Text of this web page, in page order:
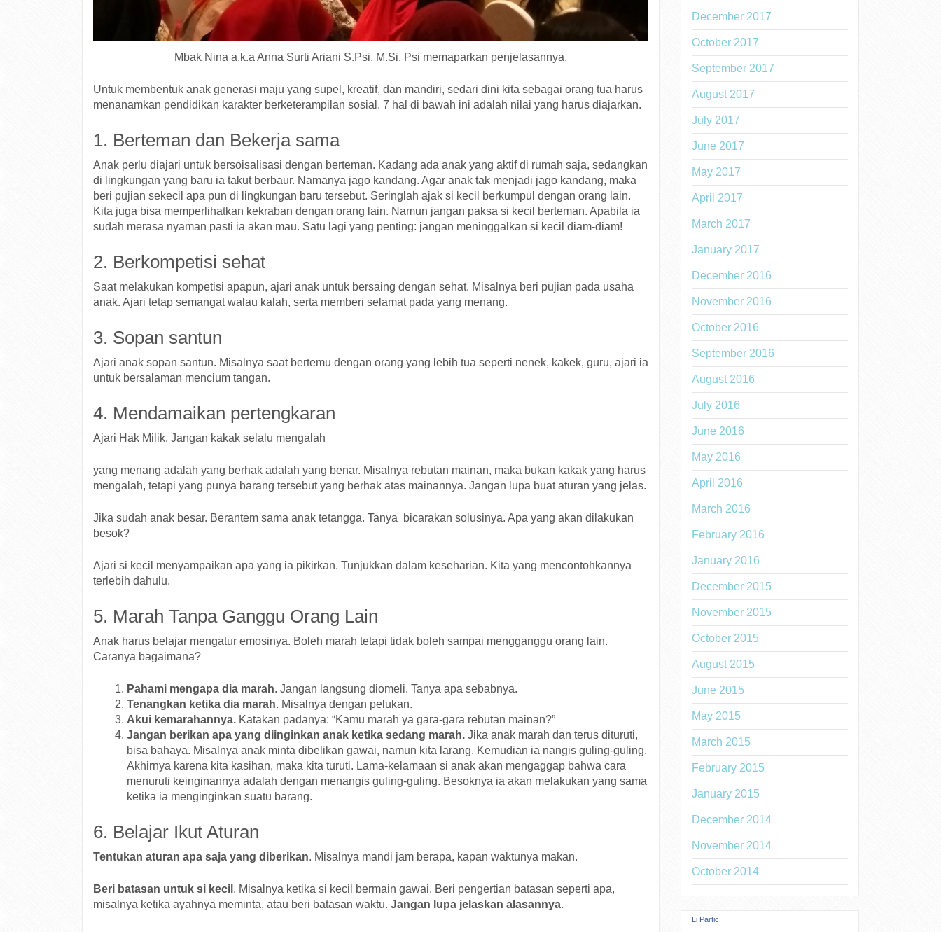
Mbak Nina a.k.a Anna Surti Ariani S.Psi, M.Si, Psi memaparkan penjelasannya.
Untuk membentuk anak generasi maju yang supel, kreatif, dan mandiri, sedari dini kita sebagai orang tua harus
menanamkan pendidikan karakter berketerampilan sosial. 7 hal di bawah ini adalah nilai yang harus diajarkan.
1. Berteman dan Bekerja sama
Anak perlu diajari untuk bersoisalisasi dengan berteman. Kadang ada anak yang aktif di rumah saja, sedangkan
di lingkungan yang baru ia takut berbaur. Namanya jago kandang. Agar anak tak menjadi jago kandang, maka
beri pujian sekecil apa pun di lingkungan baru tersebut. Seringlah ajak si kecil berkumpul dengan orang lain.
Kita juga bisa memperlihatkan kekraban dengan orang lain. Namun jangan paksa si kecil berteman. Apabila ia
sudah merasa nyaman pasti ia akan mau. Satu lagi yang penting: jangan meninggalkan si kecil diam-diam!
2. Berkompetisi sehat
Saat melakukan kompetisi apapun, ajari anak untuk bersaing dengan sehat. Misalnya beri pujian pada usaha
anak. Ajari tetap semangat walau kalah, serta memberi selamat pada yang menang.
3. Sopan santun
Ajari anak sopan santun. Misalnya saat bertemu dengan orang yang lebih tua seperti nenek, kakek, guru, ajari ia
untuk bersalaman mencium tangan.
4. Mendamaikan pertengkaran
Ajari Hak Milik. Jangan kakak selalu mengalah
yang menang adalah yang berhak adalah yang benar. Misalnya rebutan mainan, maka bukan kakak yang harus
mengalah, tetapi yang punya barang tersebut yang berhak atas mainannya. Jangan lupa buat aturan yang jelas.
Jika sudah anak besar. Berantem sama anak tetangga. Tanya bicarakan solusinya. Apa yang akan dilakukan
besok?
Ajari si kecil menyampaikan apa yang ia pikirkan. Tunjukkan dalam keseharian. Kita yang mencontohkannya
terlebih dahulu.
5. Marah Tanpa Ganggu Orang Lain
Anak harus belajar mengatur emosinya. Boleh marah tetapi tidak boleh sampai mengganggu orang lain.
Caranya bagaimana?
Pahami mengapa dia marah. Jangan langsung diomeli. Tanya apa sebabnya.
Tenangkan ketika dia marah. Misalnya dengan pelukan.
Akui kemarahannya. Katakan padanya: “Kamu marah ya gara-gara rebutan mainan?”
Jangan berikan apa yang diinginkan anak ketika sedang marah. Jika anak marah dan terus dituruti,
bisa bahaya. Misalnya anak minta dibelikan gawai, namun kita larang. Kemudian ia nangis guling-guling.
Akhirnya karena kita kasihan, maka kita turuti. Lama-kelamaan si anak akan mengaggap bahwa cara
menuruti keinginannya adalah dengan menangis guling-guling. Besoknya ia akan melakukan yang sama
ketika ia menginginkan suatu barang.
6. Belajar Ikut Aturan
Tentukan aturan apa saja yang diberikan. Misalnya mandi jam berapa, kapan waktunya makan.
Beri batasan untuk si kecil . Misalnya ketika si kecil bermain gawai. Beri pengertian batasan seperti apa,
misalnya ketika ayahnya meminta, atau beri batasan waktu. Jangan lupa jelaskan alasannya.
December 2017
October 2017
September 2017
August 2017
July 2017
June 2017
May 2017
April 2017
March 2017
January 2017
December 2016
November 2016
October 2016
September 2016
August 2016
July 2016
June 2016
May 2016
April 2016
March 2016
February 2016
January 2016
December 2015
November 2015
October 2015
August 2015
June 2015
May 2015
March 2015
February 2015
January 2015
December 2014
November 2014
October 2014
Li Partic